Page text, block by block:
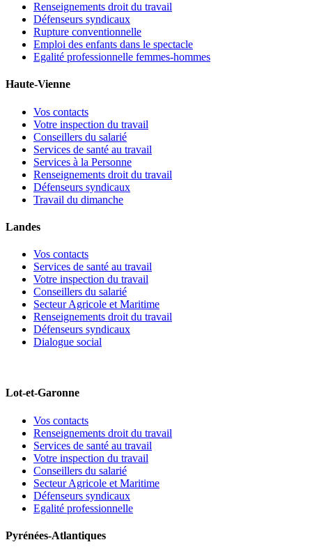
Renseignements droit du travail
Défenseurs syndicaux
Rupture conventionnelle
Emploi des enfants dans le spectacle
Egalité professionnelle femmes-hommes
Haute-Vienne
Vos contacts
Votre inspection du travail
Conseillers du salarié
Services de santé au travail
Services à la Personne
Renseignements droit du travail
Défenseurs syndicaux
Travail du dimanche
Landes
Vos contacts
Services de santé au travail
Votre inspection du travail
Conseillers du salarié
Secteur Agricole et Maritime
Renseignements droit du travail
Défenseurs syndicaux
Dialogue social
Lot-et-Garonne
Vos contacts
Renseignements droit du travail
Services de santé au travail
Votre inspection du travail
Conseillers du salarié
Secteur Agricole et Maritime
Défenseurs syndicaux
Egalité professionnelle
Pyrénées-Atlantiques